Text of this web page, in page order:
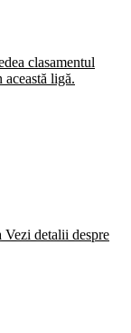
clasamentul
ligă.
Vezi detalii despre